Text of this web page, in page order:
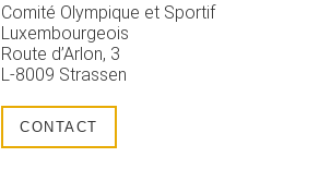
Comité Olympique et Sportif
Luxembourgeois
Route d’Arlon, 3
L-8009 Strassen
CONTACT